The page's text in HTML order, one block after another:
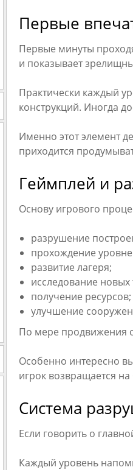
Первые
Первые минуты
и показывает
Практически каждый
конструкций. Иногда
Именно этот элемент
приходится
Геймплей и
Основу игрового
разрушение
прохождение
развитие лагеря;
исследование новых
получение ресурсов;
улучшение
По мере продвижения
Особенно интересно
игрок возвращается
Система
Если говорить о
Каждый уровень